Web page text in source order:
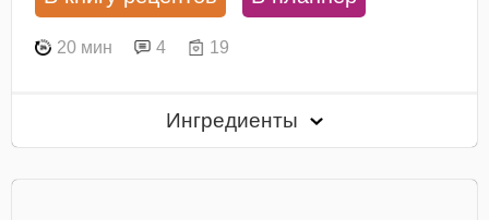
20 мин 4 19
Ингредиенты